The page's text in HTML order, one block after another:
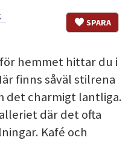
SPARA
hemmet hittar du i
finns såväl stilrena
det charmigt lantliga.
där det ofta
Kafé och